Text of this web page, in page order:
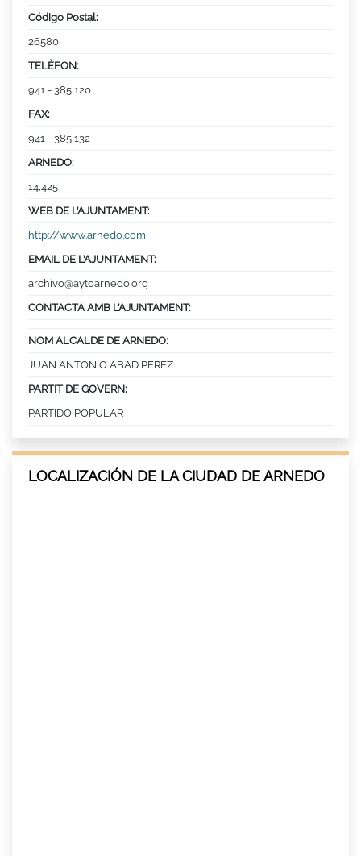
Código Postal:
26580
TELÈFON:
941 - 385 120
FAX:
941 - 385 132
ARNEDO:
14,425
WEB DE L’AJUNTAMENT:
http://www.arnedo.com
EMAIL DE L’AJUNTAMENT:
archivo@aytoarnedo.org
CONTACTA AMB L’AJUNTAMENT:
NOM ALCALDE DE ARNEDO:
JUAN ANTONIO ABAD PEREZ
PARTIT DE GOVERN:
PARTIDO POPULAR
LOCALIZACIÓN DE LA CIUDAD DE ARNEDO